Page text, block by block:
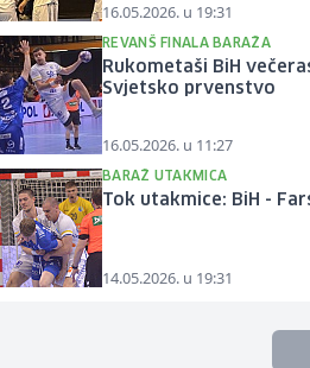
16.05.2026. u 19:31
REVANŠ FINALA BARAŽA
Rukometaši BiH
Svjetsko prvenstvo
16.05.2026. u 11:27
BARAŽ UTAKMICA
Tok utakmice: BiH -
14.05.2026. u 19:31